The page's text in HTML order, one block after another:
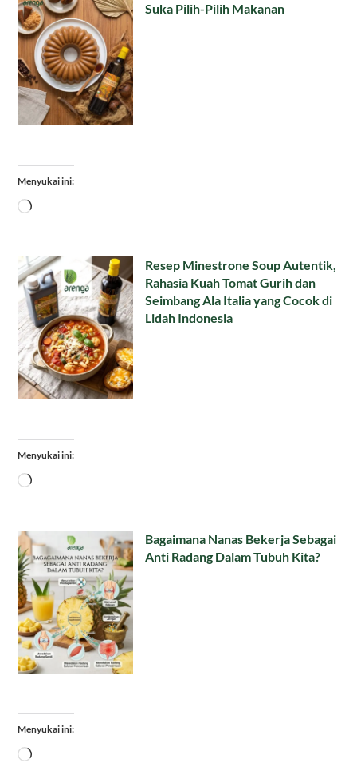
Suka Pilih-Pilih Makanan
Menyukai ini:
Memuat...
Resep Minestrone Soup Autentik,
Rahasia Kuah Tomat Gurih dan
Seimbang Ala Italia yang Cocok di
Lidah Indonesia
Menyukai ini:
Memuat...
Bagaimana Nanas Bekerja Sebagai
Anti Radang Dalam Tubuh Kita?
Menyukai ini:
Memuat...